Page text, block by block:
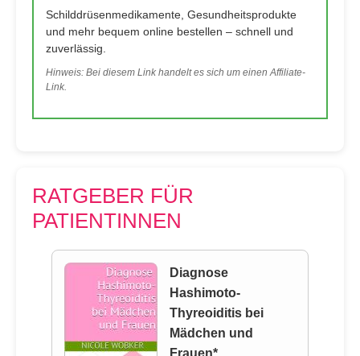
Schilddrüsenmedikamente, Gesundheitsprodukte
und mehr bequem online bestellen – schnell und
zuverlässig.
Hinweis: Bei diesem Link handelt es sich um einen Affiliate-
Link.
RATGEBER FÜR
PATIENTINNEN
Diagnose
Hashimoto-
Thyreoiditis bei
Mädchen und
Frauen*